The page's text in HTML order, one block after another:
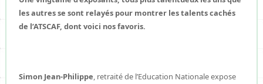
les autres se sont relayés pour montrer les talents cachés
de l’ATSCAF, dont voici nos favoris.
Simon Jean-Philippe, retraité de l’Education Nationale expose